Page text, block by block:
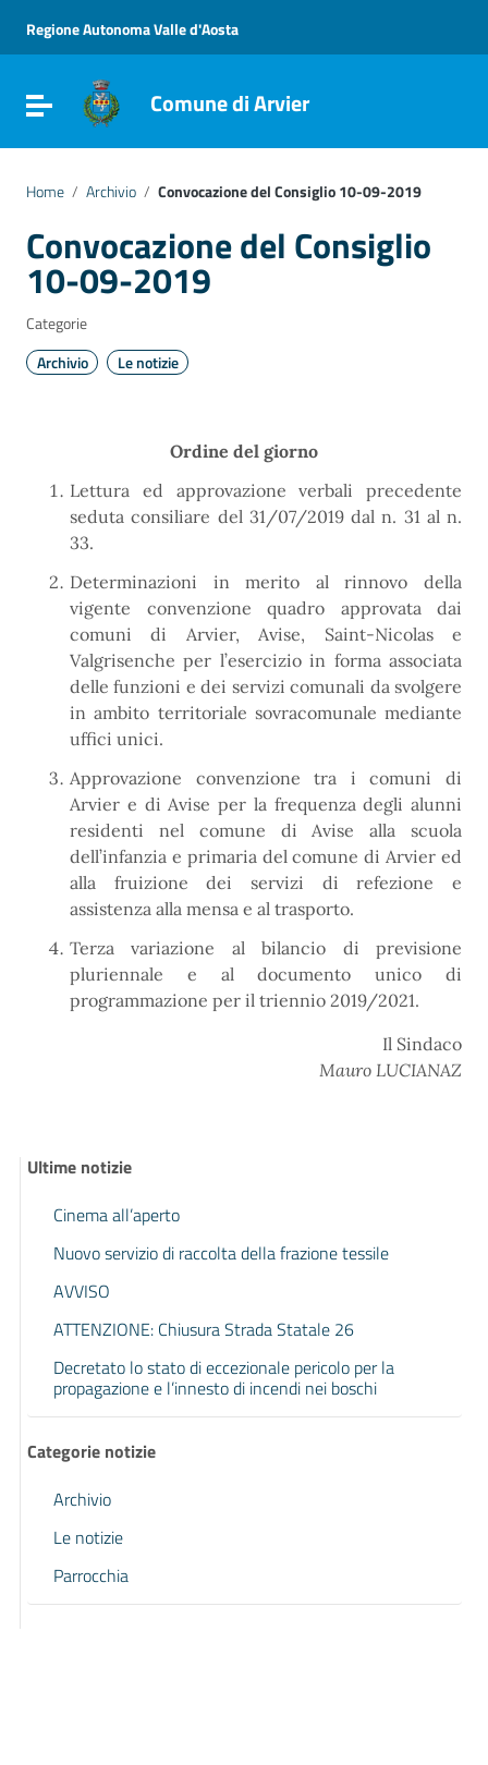
Vai al menu di navigazione
Vai al footer
Regione Autonoma Valle d'Aosta
Attiva / disattiva la navigazione
Comune di Arvier
Home / Archivio / Convocazione del Consiglio 10-09-2019
Convocazione del Consiglio
10-09-2019
Categorie
Archivio
Le notizie
Ordine del giorno
Lettura ed approvazione verbali precedente
seduta consiliare del 31/07/2019 dal n. 31 al n.
33.
Determinazioni in merito al rinnovo della
vigente convenzione quadro approvata dai
comuni di Arvier, Avise, Saint-Nicolas e
Valgrisenche per l’esercizio in forma associata
delle funzioni e dei servizi comunali da svolgere
in ambito territoriale sovracomunale mediante
uffici unici.
Approvazione convenzione tra i comuni di
Arvier e di Avise per la frequenza degli alunni
residenti nel comune di Avise alla scuola
dell’infanzia e primaria del comune di Arvier ed
alla fruizione dei servizi di refezione e
assistenza alla mensa e al trasporto.
Terza variazione al bilancio di previsione
pluriennale e al documento unico di
programmazione per il triennio 2019/2021.
Il Sindaco
Mauro LUCIANAZ
Ultime notizie
Cinema all’aperto
Nuovo servizio di raccolta della frazione tessile
AVVISO
ATTENZIONE: Chiusura Strada Statale 26
Decretato lo stato di eccezionale pericolo per la
propagazione e l’innesto di incendi nei boschi
Categorie notizie
Archivio
Le notizie
Parrocchia